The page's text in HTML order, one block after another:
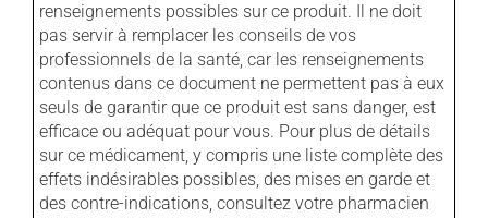
renseignements possibles sur ce produit. Il ne doit
pas servir à remplacer les conseils de vos
professionnels de la santé, car les renseignements
contenus dans ce document ne permettent pas à eux
seuls de garantir que ce produit est sans danger, est
efficace ou adéquat pour vous. Pour plus de détails
sur ce médicament, y compris une liste complète des
effets indésirables possibles, des mises en garde et
des contre-indications, consultez votre pharmacien